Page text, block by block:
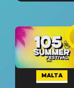
MALTA